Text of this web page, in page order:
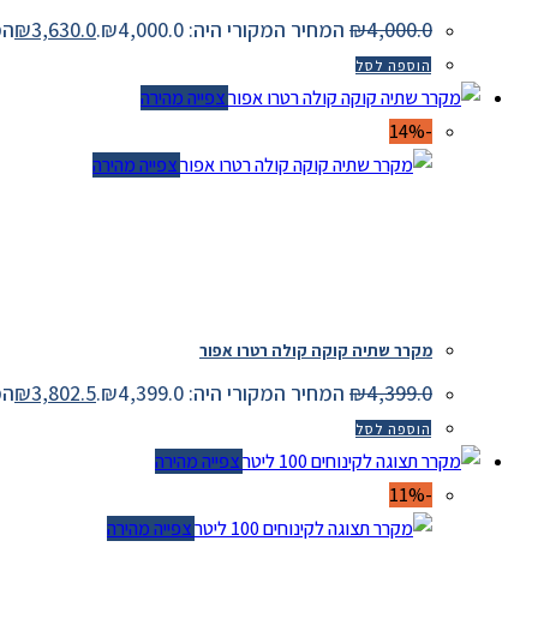
₪4,000.0 המחיר המקורי היה: ₪4,000.0. ₪3,630.0
הוספה לסל
צפייה מהירה
צפייה מהירה
מקרר שתיה קוקה קולה רטרו אפור
₪4,399.0 המחיר המקורי היה: ₪4,399.0. ₪3,802.5
הוספה לסל
צפייה מהירה
צפייה מהירה